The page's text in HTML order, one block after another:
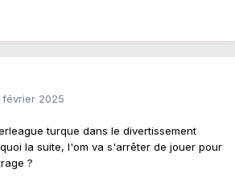
février 2025
turque dans le divertissement
la suite, l'om va s'arrêter de jouer pour
?